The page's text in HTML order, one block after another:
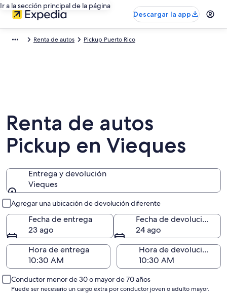
Ir a la sección principal de la página
Descargar la app
Renta de autos Pickup Puerto Rico
Renta de autos
Pickup en Vieques
Entrega y devolución
Vieques
Agregar una ubicación de devolución diferente
Fecha de entrega
23 ago
Fecha de devolución
24 ago
Hora de entrega
Hora de devolución
Conductor menor de 30 o mayor de 70 años
Puede ser necesario un cargo extra por conductor joven o adulto mayor.